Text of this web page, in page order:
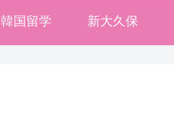
韓国留学 新大久保